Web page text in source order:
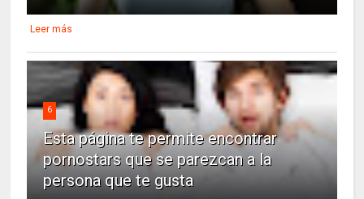
Leer más
6
Esta página te permite encontrar
pornostars que se parezcan a la
persona que te gusta